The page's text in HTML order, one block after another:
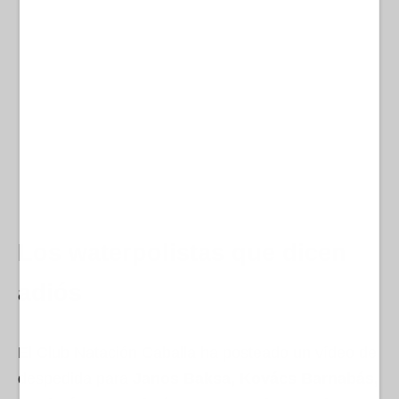
Los waterpolistas que dicen
adiós
El Club Natación Caballa ha posteado un vídeo de
despedida para